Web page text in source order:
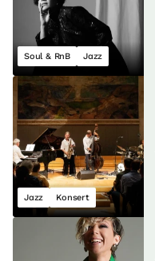
Soul & RnB Jazz
Jazz Konsert